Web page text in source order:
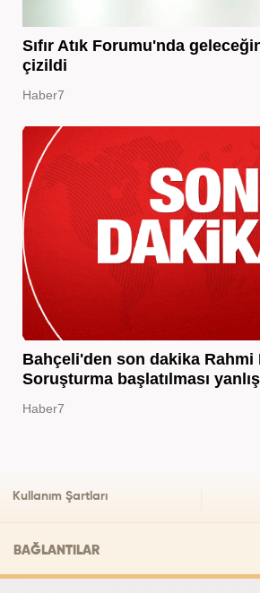
Sıfır Atık Forumu'nda
çizildi
Haber7
Bahçeli'den son dakika Rahmi
Soruşturma başlatılması
Haber7
Kullanım Şartları
BAĞLANTILAR